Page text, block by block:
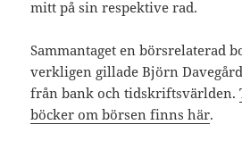
mitt på sin respektive rad.
Sammantaget en börsrelaterad
verkligen gillade Björn
från bank och tidskriftsvärlden.
böcker om börsen finns här.